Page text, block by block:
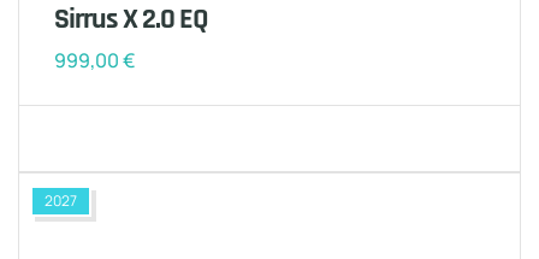
Sirrus X 2.0 EQ
999,00€
2027